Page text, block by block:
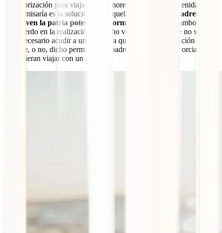
La autorización para viajar con menores al extranjero obtenida desde
una comisaría es la solución para aquellos niños
cuyos padres
conserven la patria potestad de forma compartida
y ambos estén
de acuerdo en la realización de dicho viaje. En el caso de no ser así,
sería necesario acudir a un juez para que resuelva la situación y
otorgue, o no, dicho permiso para padres separados o divorciados
que quieran viajar con un menor.